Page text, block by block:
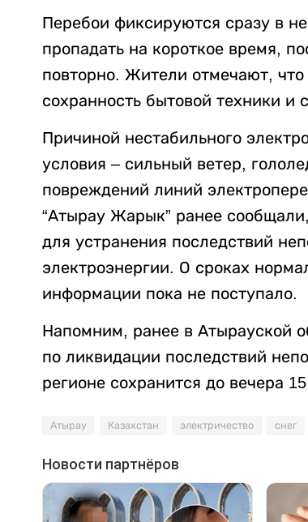
Перебои фиксируются сразу в
пропадать на короткое время,
повторно. Жители отмечают,
сохранность бытовой техники
Причиной нестабильного
условия – сильный ветер,
повреждений линий
“Атырау Жарык” ранее
для устранения последствий
электроэнергии. О сроках
информации пока не поступало.
Напомним, ранее в Атырауской
по ликвидации последствий
регионе сохранится до вечера
Атырау Казахстан электричество снег